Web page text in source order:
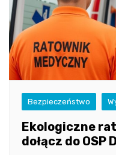
Bezpieczeństwo
Ekologiczne
dołącz do OSP